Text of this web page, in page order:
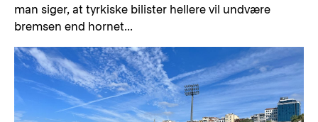
man siger, at tyrkiske bilister hellere vil undvære
bremsen end hornet...